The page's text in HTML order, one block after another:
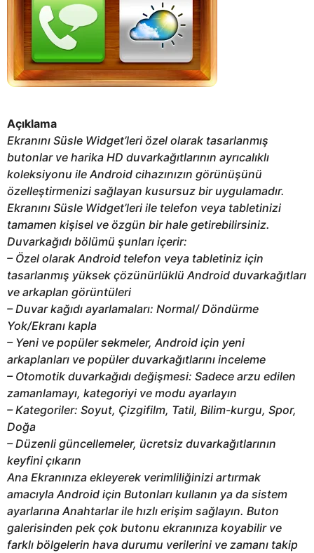
Açıklama
Ekranını Süsle Widget’leri özel olarak tasarlanmış
butonlar ve harika HD duvarkağıtlarının ayrıcalıklı
koleksiyonu ile Android cihazınızın görünüşünü
özelleştirmenizi sağlayan kusursuz bir uygulamadır.
Ekranını Süsle Widget’leri ile telefon veya tabletinizi
tamamen kişisel ve özgün bir hale getirebilirsiniz.
Duvarkağıdı bölümü şunları içerir:
– Özel olarak Android telefon veya tabletiniz için
tasarlanmış yüksek çözünürlüklü Android duvarkağıtları
ve arkaplan görüntüleri
– Duvar kağıdı ayarlamaları: Normal/ Döndürme
Yok/Ekranı kapla
– Yeni ve popüler sekmeler, Android için yeni
arkaplanları ve popüler duvarkağıtlarını inceleme
– Otomotik duvarkağıdı değişmesi: Sadece arzu edilen
zamanlamayı, kategoriyi ve modu ayarlayın
– Kategoriler: Soyut, Çizgifilm, Tatil, Bilim-kurgu, Spor,
Doğa
– Düzenli güncellemeler, ücretsiz duvarkağıtlarının
keyfini çıkarın
Ana Ekranınıza ekleyerek verimliliğinizi artırmak
amacıyla Android için Butonları kullanın ya da sistem
ayarlarına Anahtarlar ile hızlı erişim sağlayın. Buton
galerisinden pek çok butonu ekranınıza koyabilir ve
farklı bölgelerin hava durumu verilerini ve zamanı takip